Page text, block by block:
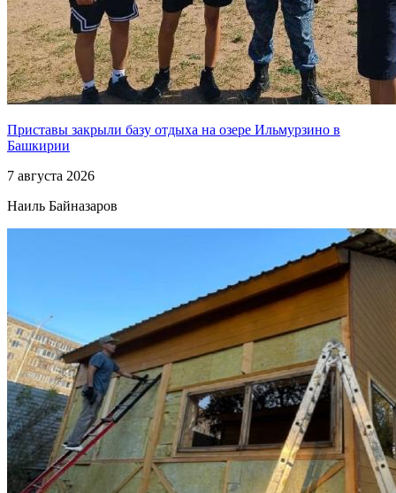
Приставы закрыли базу отдыха на озере Ильмурзино в
Башкирии
7 августа 2026
Наиль Байназаров